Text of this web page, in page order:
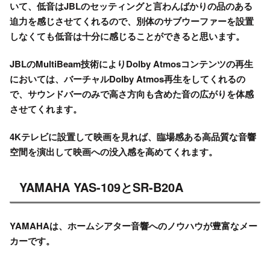
いて、低音はJBLのセッティングと言わんばかりの品のある
迫力を感じさせてくれるので、別体のサブウーファーを設置
しなくても低音は十分に感じることができると思います。
JBLのMultiBeam技術によりDolby Atmosコンテンツの再生
においては、バーチャルDolby Atmos再生をしてくれるの
で、サウンドバーのみで高さ方向も含めた音の広がりを体感
させてくれます。
4Kテレビに設置して映画を見れば、臨場感ある高品質な音響
空間を演出して映画への没入感を高めてくれます。
YAMAHA YAS-109とSR-B20A
YAMAHAは、ホームシアター音響へのノウハウが豊富なメー
カーです。